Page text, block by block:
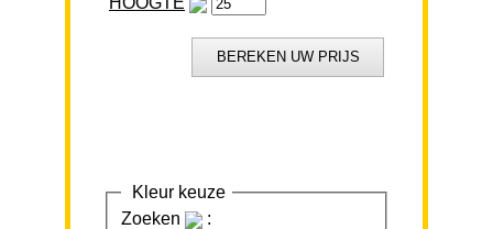
Kleur keuze
Zoeken
: